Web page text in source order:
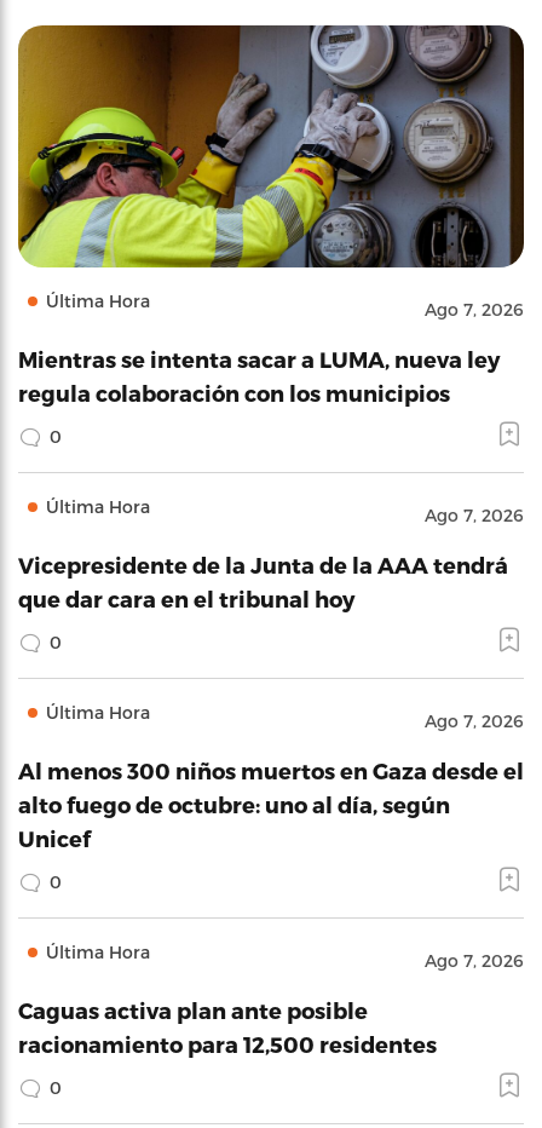
Última Hora Ago 7, 2026
Mientras se intenta sacar a LUMA, nueva ley
regula colaboración con los municipios
0
Última Hora Ago 7, 2026
Vicepresidente de la Junta de la AAA tendrá
que dar cara en el tribunal hoy
0
Última Hora Ago 7, 2026
Al menos 300 niños muertos en Gaza desde el
alto fuego de octubre: uno al día, según
Unicef
0
Última Hora Ago 7, 2026
Caguas activa plan ante posible
racionamiento para 12,500 residentes
0